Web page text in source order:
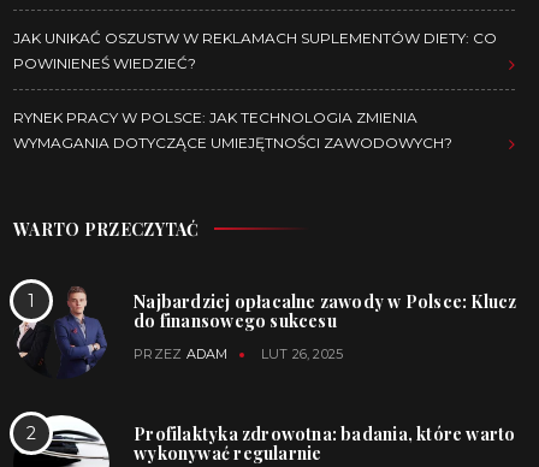
JAK UNIKAĆ OSZUSTW W REKLAMACH SUPLEMENTÓW DIETY: CO
POWINIENEŚ WIEDZIEĆ?
RYNEK PRACY W POLSCE: JAK TECHNOLOGIA ZMIENIA
WYMAGANIA DOTYCZĄCE UMIEJĘTNOŚCI ZAWODOWYCH?
WARTO PRZECZYTAĆ
Najbardziej opłacalne zawody w Polsce: Klucz
do finansowego sukcesu
PRZEZ ADAM LUT 26, 2025
Profilaktyka zdrowotna: badania, które warto
wykonywać regularnie